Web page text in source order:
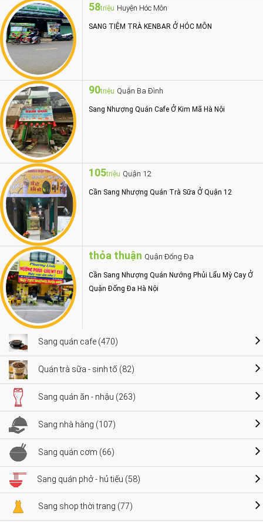
58triệu Huyện Hóc Môn
SANG TIỆM TRÀ KENBAR Ở HÓC MÔN
90triệu Quận Ba Đình
Sang Nhượng Quán Cafe Ở Kim Mã Hà Nội
105triệu Quận 12
Cần Sang Nhượng Quán Trà Sữa Ở Quận 12
thỏa thuận Quận Đống Đa
Cần Sang Nhượng Quán Nướng Phủi Lẩu Mỳ Cay Ở
Quận Đống Đa Hà Nội
Sang quán cafe (470)
Quán trà sữa - sinh tố (82)
Sang quán ăn - nhậu (263)
Sang nhà hàng (107)
Sang quán cơm (66)
Sang quán phở - hủ tiếu (58)
Sang shop thời trang (77)